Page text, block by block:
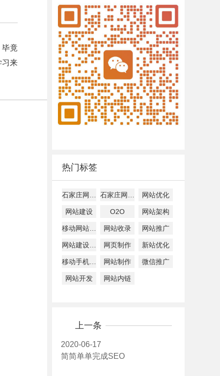
竟
习来
热门标签
石家庄网站建设 石家庄网站设计 网站优化
网站建设 O2O 网站架构
移动网站建设 网站收录 网站推广
网站建设公司 网页制作 新站优化
移动手机建设 网站制作 微信推广
网站开发 网站内链
上一条
2020-06-17
简简单单完成SEO